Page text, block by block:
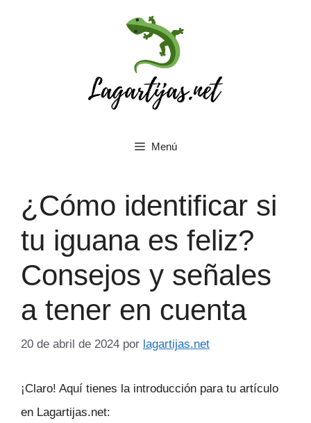
Menú
¿Cómo identificar si
tu iguana es feliz?
Consejos y señales
a tener en cuenta
20 de abril de 2024 por lagartijas.net
¡Claro! Aquí tienes la introducción para tu artículo
en Lagartijas.net: